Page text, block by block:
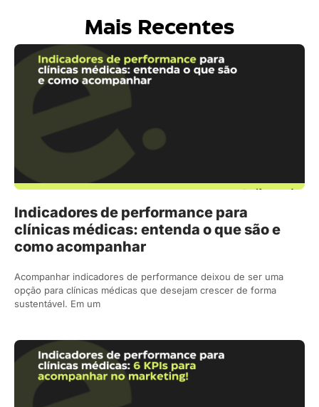
Mais Recentes
Indicadores de performance para
clínicas médicas: entenda o que são e
como acompanhar
Acompanhar indicadores de performance deixou de ser uma
opção para clínicas médicas que desejam crescer de forma
sustentável. Em um